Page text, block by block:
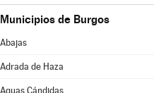
Municipios de Burgos
Abajas
Adrada de Haza
Aguas Cándidas